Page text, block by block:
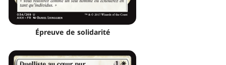
Épreuve de solidarité